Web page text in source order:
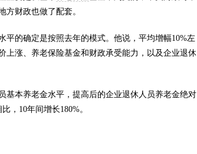
方财政也做了配套。
的确定是按照去年的模式。他说，平均增幅10%左
上涨、养老保险基金和财政承受能力，以及企业退休
本养老金水平，提高后的企业退休人员养老金绝对
，10年间增长180%。